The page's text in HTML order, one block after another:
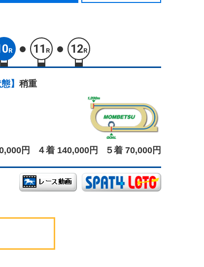
R 11 R 12R
】 稍重
円 ４着 140,000円 ５着 70,000円